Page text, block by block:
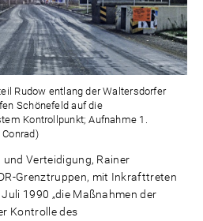
Rudow entlang der Waltersdorfer
Schönefeld auf die
Kontrollpunkt; Aufnahme 1.
Verteidigung, Rainer
Grenztruppen, mit Inkrafttreten
1990 „die Maßnahmen der
Kontrolle des